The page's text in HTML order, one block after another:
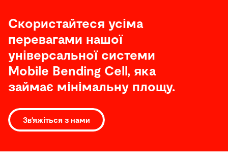
Скористайтеся усіма
перевагами нашої
універсальної системи
Mobile Bending Cell, яка
займає мінімальну площу.
Зв'яжіться з нами